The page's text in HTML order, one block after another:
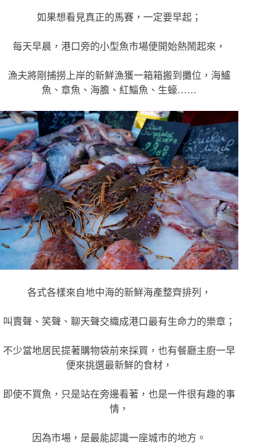
如果想看見真正的馬賽，一定要早起；
每天早晨，港口旁的小型魚市場便開始熱鬧起來，
漁夫將剛捕撈上岸的新鮮漁獲一箱箱搬到攤位，海鱸
魚、章魚、海膽、紅鯔魚、生蠔……
各式各樣來自地中海的新鮮海產整齊排列，
叫賣聲、笑聲、聊天聲交織成港口最有生命力的樂章；
不少當地居民提著購物袋前來採買，也有餐廳主廚一早
便來挑選最新鮮的食材，
即使不買魚，只是站在旁邊看著，也是一件很有趣的事
情，
因為市場，是最能認識一座城市的地方。